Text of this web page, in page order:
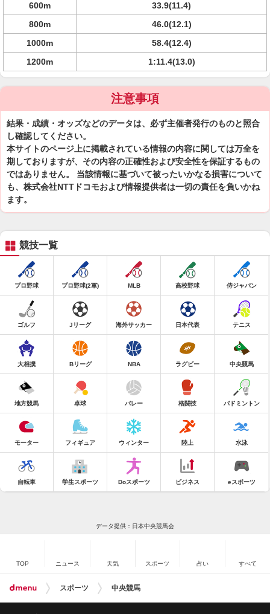
600m
33.9(11.4)
800m
46.0(12.1)
1000m
58.4(12.4)
1200m
1:11.4(13.0)
注意事項
結果・成績・オッズなどのデータは、必ず主催者発行のものと照合
し確認してください。
本サイトのページ上に掲載されている情報の内容に関しては万全を
期しておりますが、その内容の正確性および安全性を保証するもの
ではありません。 当該情報に基づいて被ったいかなる損害について
も、株式会社NTTドコモおよび情報提供者は一切の責任を負いかね
ます。
競技一覧
プロ野球 プロ野球(2軍) MLB 高校野球 侍ジャパン
ゴルフ Jリーグ 海外サッカー 日本代表 テニス
大相撲 Bリーグ NBA ラグビー 中央競馬
地方競馬 卓球 バレー 格闘技 バドミントン
モーター フィギュア ウィンター 陸上 水泳
自転車 学生スポーツ Doスポーツ ビジネス eスポーツ
データ提供：日本中央競馬会
TOP ニュース 天気 スポーツ 占い すべて
スポーツ 中央競馬